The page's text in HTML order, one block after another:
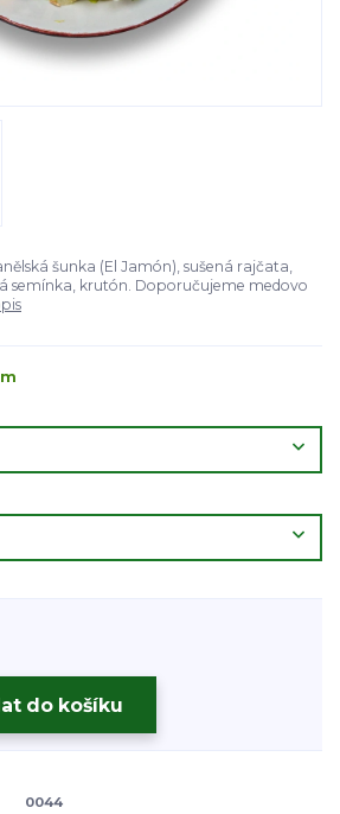
šunka (El Jamón), sušená rajčata,
semínka, krutón. Doporučujeme medovo
do košíku
0044